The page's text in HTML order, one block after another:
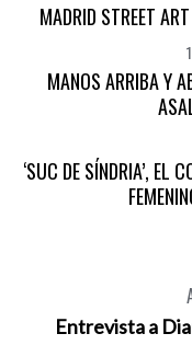
MADRID STREET
MANOS ARRIBA Y
‘SUC DE SÍNDRIA’, EL
Entrevista a